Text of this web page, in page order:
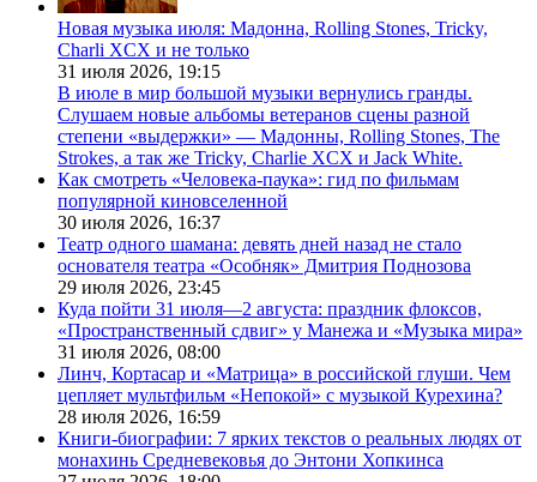
Новая музыка июля: Мадонна, Rolling Stones, Tricky,
Charli XCX и не только
31 июля 2026, 19:15
В июле в мир большой музыки вернулись гранды.
Слушаем новые альбомы ветеранов сцены разной
степени «выдержки» — Мадонны, Rolling Stones, The
Strokes, а так же Tricky, Charlie XCX и Jack White.
Как смотреть «Человека-паука»: гид по фильмам
популярной киновселенной
30 июля 2026, 16:37
Театр одного шамана: девять дней назад не стало
основателя театра «Особняк» Дмитрия Поднозова
29 июля 2026, 23:45
Куда пойти 31 июля—2 августа: праздник флоксов,
«Пространственный сдвиг» у Манежа и «Музыка мира»
31 июля 2026, 08:00
Линч, Кортасар и «Матрица» в российской глуши. Чем
цепляет мультфильм «Непокой» с музыкой Курехина?
28 июля 2026, 16:59
Книги-биографии: 7 ярких текстов о реальных людях от
монахинь Средневековья до Энтони Хопкинса